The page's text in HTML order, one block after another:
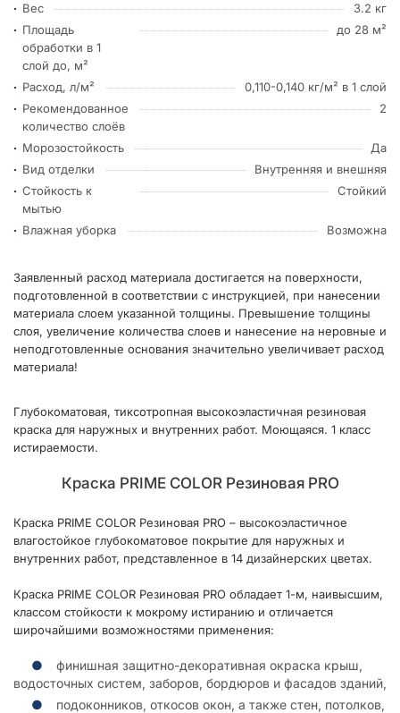
Вес
3.2 кг
Площадь
обработки в 1
слой до, м²
до 28 м²
Расход, л/м²
0,110-0,140 кг/м² в 1 слой
Рекомендованное
количество слоёв
2
Морозостойкость
Да
Вид отделки
Внутренняя и внешняя
Стойкость к
мытью
Стойкий
Влажная уборка Возможна
Заявленный расход материала достигается на поверхности,
подготовленной в соответствии с инструкцией, при нанесении
материала слоем указанной толщины. Превышение толщины
слоя, увеличение количества слоев и нанесение на неровные и
неподготовленные основания значительно увеличивает расход
материала!
Глубокоматовая, тиксотропная высокоэластичная резиновая
краска для наружных и внутренних работ. Моющаяся. 1 класс
истираемости.
Краска PRIME COLOR Резиновая PRO
Краска PRIME COLOR Резиновая PRO – высокоэластичное
влагостойкое глубокоматовое покрытие для наружных и
внутренних работ, представленное в 14 дизайнерских цветах.
Краска PRIME COLOR Резиновая PRO обладает 1-м, наивысшим,
классом стойкости к мокрому истиранию и отличается
широчайшими возможностями применения:
финишная защитно-декоративная окраска крыш,
водосточных систем, заборов, бордюров и фасадов зданий,
подоконников, откосов окон, а также стен, потолков,